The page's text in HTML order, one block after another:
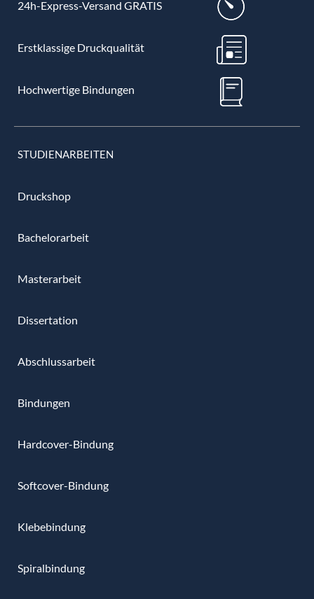
24h-Express-Versand GRATIS
Erstklassige Druckqualität
Hochwertige Bindungen
STUDIENARBEITEN
Druckshop
Bachelorarbeit
Masterarbeit
Dissertation
Abschlussarbeit
Bindungen
Hardcover-Bindung
Softcover-Bindung
Klebebindung
Spiralbindung